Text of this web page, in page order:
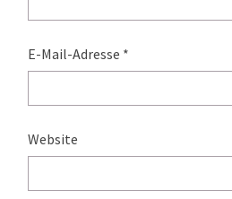
E-Mail-Adresse *
Website